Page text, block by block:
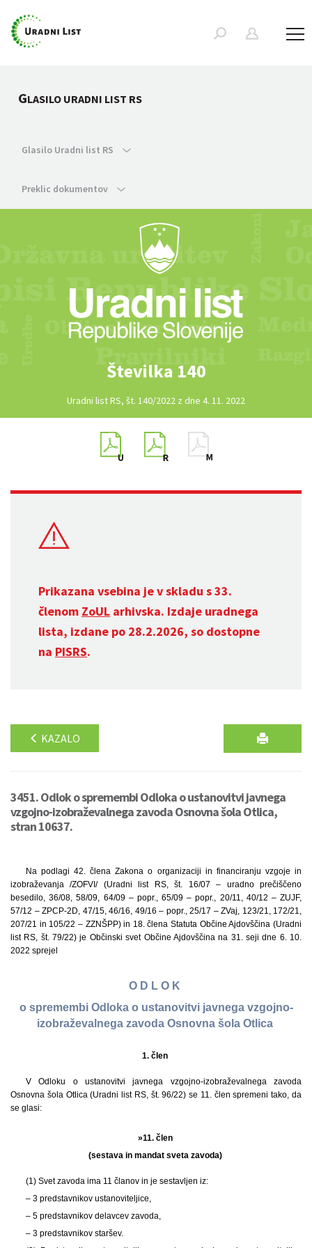
GLASILO URADNI LIST RS
Glasilo Uradni list RS
Preklic dokumentov
Številka 140
Uradni list RS, št. 140/2022 z dne 4. 11. 2022
Prikazana vsebina je v skladu s 33.
členom ZoUL arhivska. Izdaje uradnega
lista, izdane po 28.2.2026, so dostopne
na PISRS.
KAZALO
3451. Odlok o spremembi Odloka o ustanovitvi javnega
vzgojno-izobraževalnega zavoda Osnovna šola Otlica,
stran 10637.
Na podlagi 42. člena Zakona o organizaciji in financiranju vzgoje in
izobraževanja /ZOFVI/ (Uradni list RS, št. 16/07 – uradno prečiščeno
besedilo, 36/08, 58/09, 64/09 – popr., 65/09 – popr., 20/11, 40/12 – ZUJF,
57/12 – ZPCP-2D, 47/15, 46/16, 49/16 – popr., 25/17 – ZVaj, 123/21, 172/21,
207/21 in 105/22 – ZZNŠPP) in 18. člena Statuta Občine Ajdovščina (Uradni
list RS, št. 79/22) je Občinski svet Občine Ajdovščina na 31. seji dne 6. 10.
2022 sprejel
O D L O K
o spremembi Odloka o ustanovitvi javnega vzgojno-
izobraževalnega zavoda Osnovna šola Otlica
1. člen
V Odloku o ustanovitvi javnega vzgojno-izobraževalnega zavoda
Osnovna šola Otlica (Uradni list RS, št. 96/22) se 11. člen spremeni tako, da
se glasi:
»11. člen
(sestava in mandat sveta zavoda)
(1) Svet zavoda ima 11 članov in je sestavljen iz:
– 3 predstavnikov ustanoviteljice,
– 5 predstavnikov delavcev zavoda,
– 3 predstavnikov staršev.